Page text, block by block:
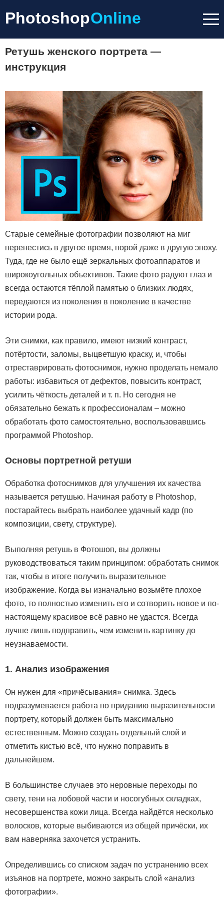
PhotoshopOnline
Ретушь женского портрета —
инструкция
Старые семейные фотографии позволяют на миг
перенестись в другое время, порой даже в другую эпоху.
Туда, где не было ещё зеркальных фотоаппаратов и
широкоугольных объективов. Такие фото радуют глаз и
всегда остаются тёплой памятью о близких людях,
передаются из поколения в поколение в качестве
истории рода.
Эти снимки, как правило, имеют низкий контраст,
потёртости, заломы, выцветшую краску, и, чтобы
отреставрировать фотоснимок, нужно проделать немало
работы: избавиться от дефектов, повысить контраст,
усилить чёткость деталей и т. п. Но сегодня не
обязательно бежать к профессионалам – можно
обработать фото самостоятельно, воспользовавшись
программой Photoshop.
Основы портретной ретуши
Обработка фотоснимков для улучшения их качества
называется ретушью. Начиная работу в Photoshop,
постарайтесь выбрать наиболее удачный кадр (по
композиции, свету, структуре).
Выполняя ретушь в Фотошоп, вы должны
руководствоваться таким принципом: обработать снимок
так, чтобы в итоге получить выразительное
изображение. Когда вы изначально возьмёте плохое
фото, то полностью изменить его и сотворить новое и по-
настоящему красивое всё равно не удастся. Всегда
лучше лишь подправить, чем изменить картинку до
неузнаваемости.
1. Анализ изображения
Он нужен для «причёсывания» снимка. Здесь
подразумевается работа по приданию выразительности
портрету, который должен быть максимально
естественным. Можно создать отдельный слой и
отметить кистью всё, что нужно поправить в
дальнейшем.
В большинстве случаев это неровные переходы по
свету, тени на лобовой части и носогубных складках,
несовершенства кожи лица. Всегда найдётся несколько
волосков, которые выбиваются из общей причёски, их
вам наверняка захочется устранить.
Определившись со списком задач по устранению всех
изъянов на портрете, можно закрыть слой «анализ
фотографии».